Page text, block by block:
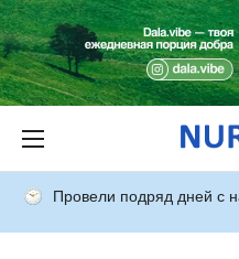
Провели подряд дней с